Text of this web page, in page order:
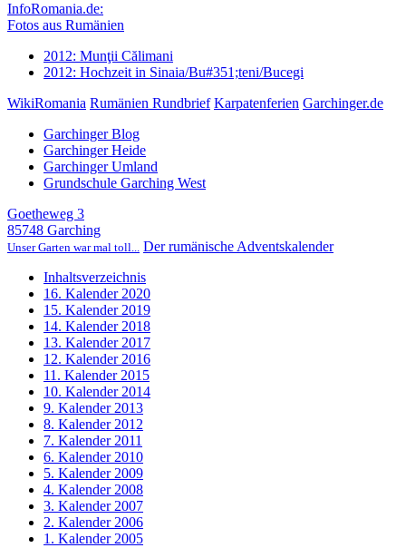
InfoRomania.de:
Fotos aus Rumänien
2012: Munţii Călimani
2012: Hochzeit in Sinaia/Bu#351;teni/Bucegi
WikiRomania Rumänien Rundbrief Karpatenferien Garchinger.de
Garchinger Blog
Garchinger Heide
Garchinger Umland
Grundschule Garching West
Goetheweg 3
85748 Garching
Unser Garten war mal toll... Der rumänische Adventskalender
Inhaltsverzeichnis
16. Kalender 2020
15. Kalender 2019
14. Kalender 2018
13. Kalender 2017
12. Kalender 2016
11. Kalender 2015
10. Kalender 2014
9. Kalender 2013
8. Kalender 2012
7. Kalender 2011
6. Kalender 2010
5. Kalender 2009
4. Kalender 2008
3. Kalender 2007
2. Kalender 2006
1. Kalender 2005